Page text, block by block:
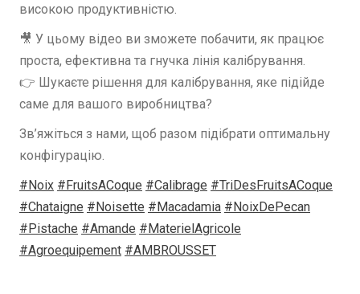
високою продуктивністю.
🎥 У цьому відео ви зможете побачити, як працює
проста, ефективна та гнучка лінія калібрування.
👉 Шукаєте рішення для калібрування, яке підійде
саме для вашого виробництва?
Зв’яжіться з нами, щоб разом підібрати оптимальну
конфігурацію.
#Noix #FruitsACoque #Calibrage #TriDesFruitsACoque
#Chataigne #Noisette #Macadamia #NoixDePecan
#Pistache #Amande #MaterielAgricole
#Agroequipement #AMBROUSSET